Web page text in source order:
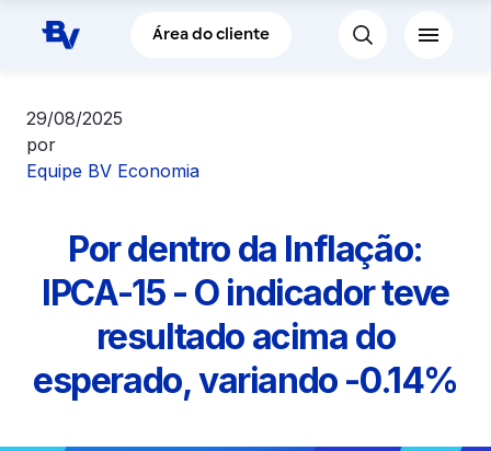
Pular para o Conteúdo principal
Área do cliente
29/08/2025
por
Equipe BV Economia
Por dentro da Inflação:
IPCA-15 - O indicador teve
resultado acima do
esperado, variando -0.14%